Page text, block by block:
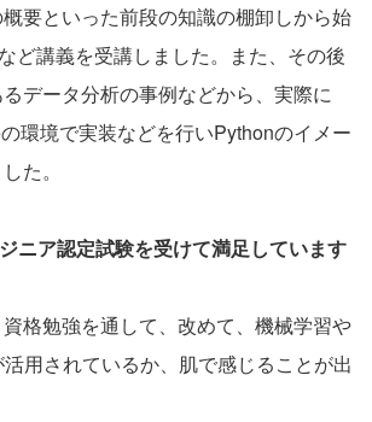
要といった前段の知識の棚卸しから始
ど講義を受講しました。また、その後
データ分析の事例などから、実際に
環境で実装などを行いPythonのイメー
た。
ニア認定試験を受けて満足しています
格勉強を通して、改めて、機械学習や
用されているか、肌で感じることが出